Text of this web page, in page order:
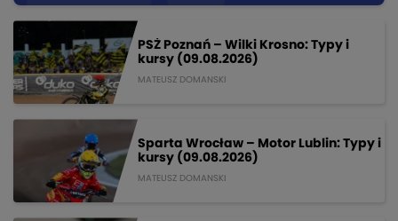
PSŻ Poznań – Wilki Krosno: Typy i
kursy (09.08.2026)
MATEUSZ DOMANSKI
Sparta Wrocław – Motor Lublin: Typy i
kursy (09.08.2026)
MATEUSZ DOMANSKI